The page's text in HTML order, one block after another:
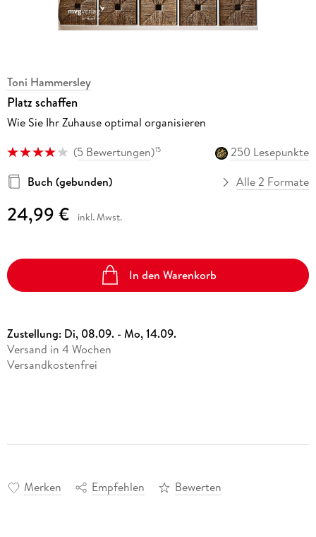
Toni Hammersley
Platz schaffen
Wie Sie Ihr Zuhause optimal organisieren
(5 Bewertungen)15
250 Lesepunkte
Buch (gebunden)
Alle 2 Formate
24,99 € inkl. Mwst.
In den Warenkorb
Zustellung: Di, 08.09. - Mo, 14.09.
Versand in 4 Wochen
Versandkostenfrei
Merken Empfehlen Bewerten